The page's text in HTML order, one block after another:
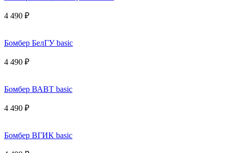
4 490 ₽
Бомбер БелГУ basic
4 490 ₽
Бомбер ВАВТ basic
4 490 ₽
Бомбер ВГИК basic